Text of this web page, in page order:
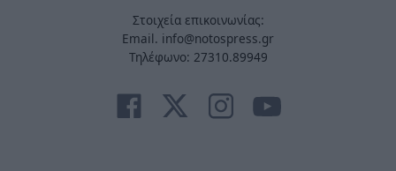
Στοιχεία επικοινωνίας:
Email. info@notospress.gr
Τηλέφωνο: 27310.89949